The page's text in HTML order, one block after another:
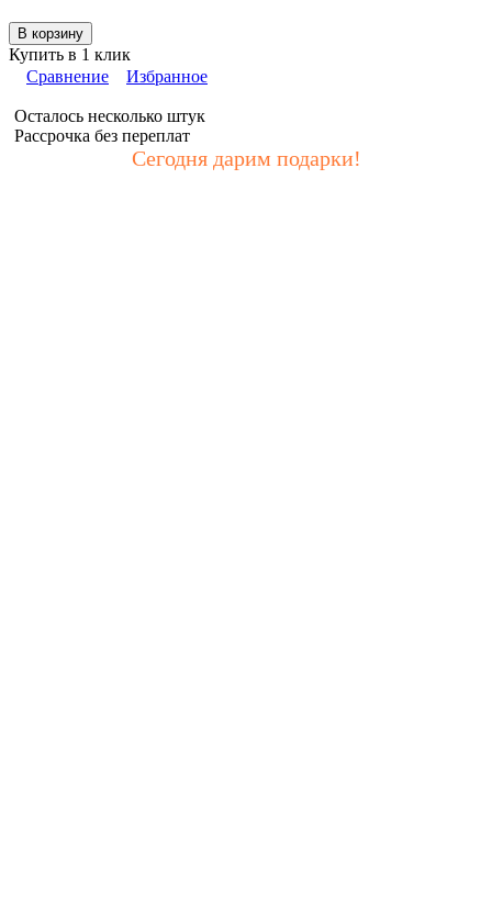
В корзину
Купить в 1 клик
Сравнение
Избранное
Осталось несколько штук
Рассрочка без переплат
Сегодня дарим подарки!